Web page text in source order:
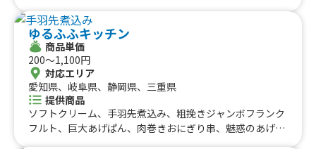
サービスランチバーガー、チーズポテトスティック、山盛
りポテト、世界の塩で食べるフランクフルト
いもホットク、いちご大福アイスクレープ、アイスクレー
プブリュレ、ポテト＆ソーセージ盛り合わせ、ソフトドリ
ンク各種、アルコール類、具沢山牛すじ煮込みカレー(福
神漬付き)、米粉唐揚げ(選べる5種ソース付き)、ランチメ
ニュー丼(学割)、ジャンボフランクフルト、もち粉チキン
弁当、ガパオライス、タコライス
ゆるふふキッチン
商品単価
200〜1,100円
対応エリア
愛知県、岐阜県、静岡県、三重県
提供商品
ソフトクリーム、手羽先煮込み、粗挽きジャンボフランク
フルト、巨大あげぱん、肉巻きおにぎり串、魅惑のあげぱ